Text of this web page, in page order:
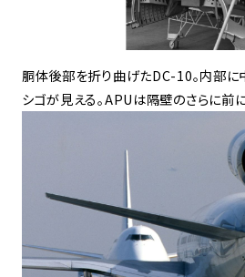
胴体後部を折り曲げたDC-10。内部に
シゴが見える。APUは隔壁のさらに前